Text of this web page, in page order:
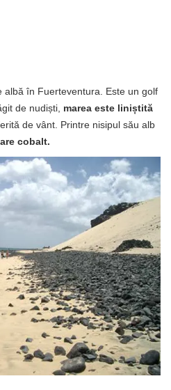
albă în Fuerteventura. Este un golf
de nudiști, marea este liniștită
de vânt. Printre nisipul său alb
cobalt.